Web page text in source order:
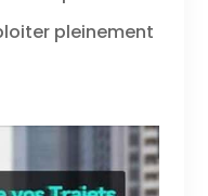
pleinement